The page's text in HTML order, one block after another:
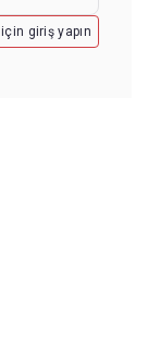
giriş yapın